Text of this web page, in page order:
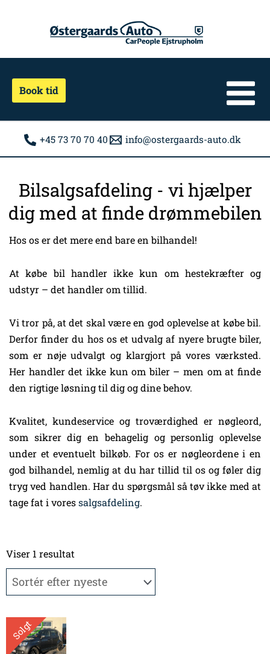
Book tid
+45 73 70 70 40 info@ostergaards-auto.dk
Bilsalgsafdeling - vi hjælper
dig med at finde drømmebilen
Hos os er det mere end bare en bilhandel!
At købe bil handler ikke kun om hestekræfter og
udstyr – det handler om tillid.
Vi tror på, at det skal være en god oplevelse at købe bil.
Derfor finder du hos os et udvalg af nyere brugte biler,
som er nøje udvalgt og klargjort på vores værksted.
Her handler det ikke kun om biler – men om at finde
den rigtige løsning til dig og dine behov.
Kvalitet, kundeservice og troværdighed er nøgleord,
som sikrer dig en behagelig og personlig oplevelse
under et eventuelt bilkøb. For os er nøgleordene i en
god bilhandel, nemlig at du har tillid til os og føler dig
tryg ved handlen. Har du spørgsmål så tøv ikke med at
tage fat i voressalgsafdeling.
Viser 1 resultat
Solgt